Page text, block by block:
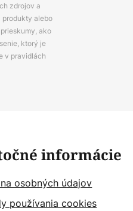
zdrojov a
alebo
ako
ktorý je
v pravidlách
informácie
osobných údajov
používania cookies